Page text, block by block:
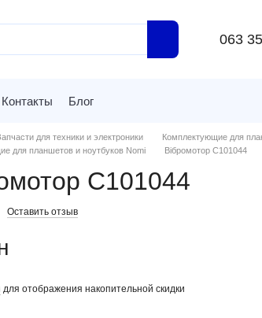
063
Контакты Блог
для техники и электроники
Комплектующие для
для планшетов и ноутбуков Nomi
Вібромотор C101044
C101044
Оставить отзыв
для отображения накопительной скидки